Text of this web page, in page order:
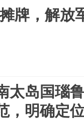
牌，解放
太岛国瑙
，明确定